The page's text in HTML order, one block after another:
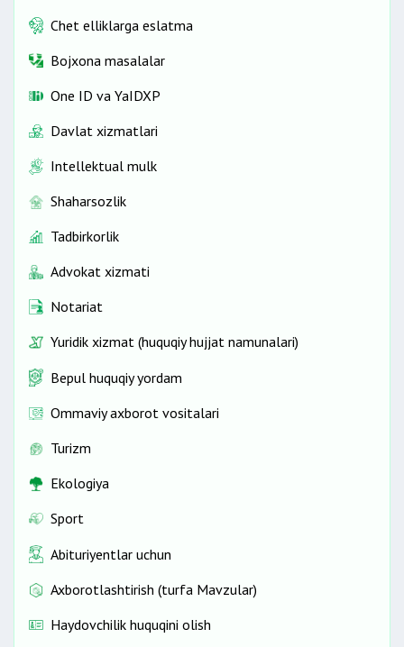
Chet elliklarga eslatma
Bojxona masalalar
One ID vа YaIDXP
Davlat xizmatlari
Intellektual mulk
Shaharsozlik
Tadbirkorlik
Advokat xizmati
Notariat
Yuridik xizmat (huquqiy hujjat namunalari)
Bepul huquqiy yordam
Ommaviy axborot vositalari
Turizm
Ekologiya
Sport
Abituriyentlar uchun
Axborotlashtirish (turfa Mavzular)
Haydovchilik huquqini olish